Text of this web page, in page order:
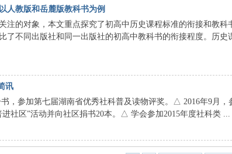
人教版和岳麓版教科书为例
注的对象，本文重点探究了初高中历史课程标准的衔接和教科
了不同出版社和同一出版社的初高中教科书的衔接程度。历史
讯
，参加第七届湖南省优秀社科普及读物评奖。△ 2016年9月，
社区”活动并向社区捐书20本。△ 学会参加2015年度社科类 ...